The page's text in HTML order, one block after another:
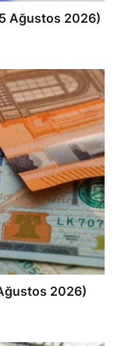
Ağustos 2026)
2026)